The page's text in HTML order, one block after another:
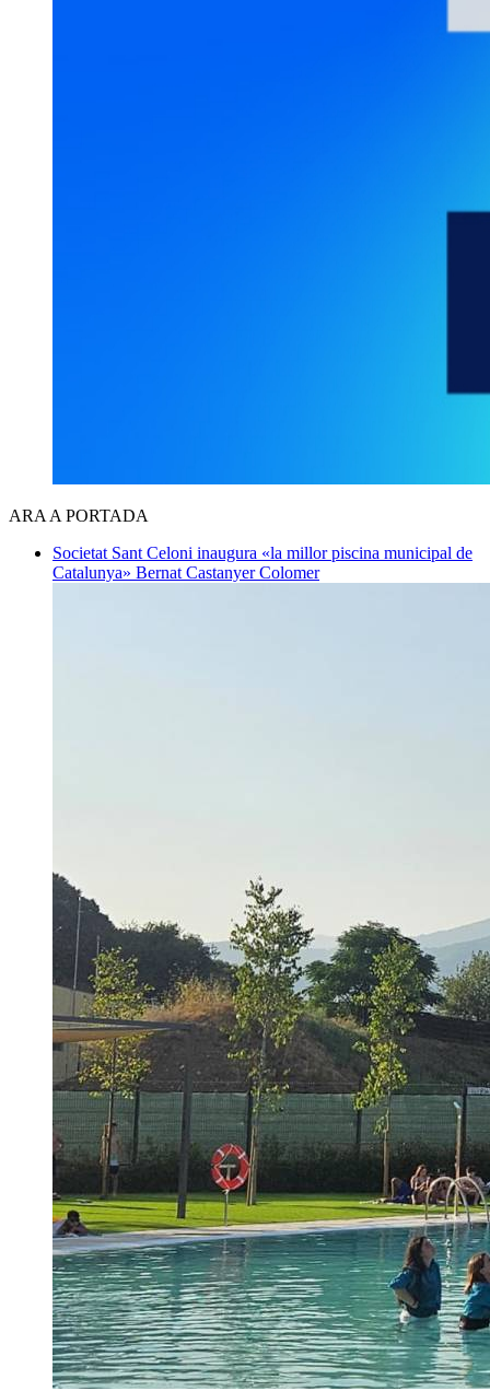
ARA A PORTADA
Societat Sant Celoni inaugura «la millor piscina municipal de
Catalunya» Bernat Castanyer Colomer